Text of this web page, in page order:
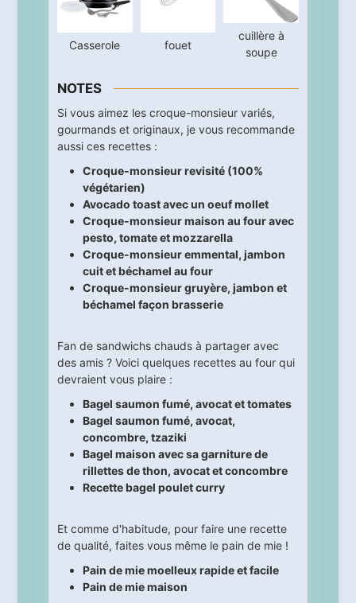
Casserole fouet
cuillère à
soupe
NOTES
Si vous aimez les croque-monsieur variés,
gourmands et originaux, je vous recommande
aussi ces recettes :
Croque-monsieur revisité (100%
végétarien)
Avocado toast avec un oeuf mollet
Croque-monsieur maison au four avec
pesto, tomate et mozzarella
Croque-monsieur emmental, jambon
cuit et béchamel au four
Croque-monsieur gruyère, jambon et
béchamel façon brasserie
Fan de sandwichs chauds à partager avec
des amis ? Voici quelques recettes au four qui
devraient vous plaire :
Bagel saumon fumé, avocat et tomates
Bagel saumon fumé, avocat,
concombre, tzaziki
Bagel maison avec sa garniture de
rillettes de thon, avocat et concombre
Recette bagel poulet curry
Et comme d'habitude, pour faire une recette
de qualité, faites vous même le pain de mie !
Pain de mie moelleux rapide et facile
Pain de mie maison